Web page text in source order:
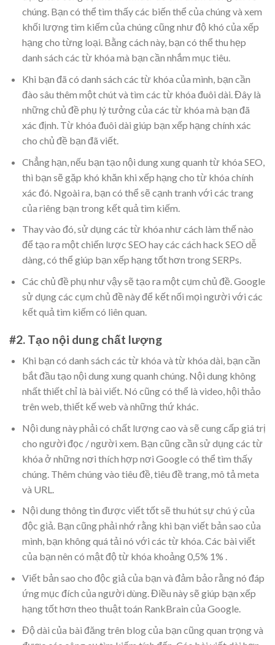
chúng. Bạn có thể tìm thấy các biến thể của chúng và xem
khối lượng tìm kiếm của chúng cũng như độ khó của xếp
hạng cho từng loại. Bằng cách này, bạn có thể thu hẹp
danh sách các từ khóa mà bạn cần nhắm mục tiêu.
Khi bạn đã có danh sách các từ khóa của mình, bạn cần
đào sâu thêm một chút và tìm các từ khóa đuôi dài. Đây là
những chủ đề phụ lý tưởng của các từ khóa mà bạn đã
xác định. Từ khóa đuôi dài giúp bạn xếp hạng chính xác
cho chủ đề bạn đã viết.
Chẳng hạn, nếu bạn tạo nội dung xung quanh từ khóa SEO,
thì bạn sẽ gặp khó khăn khi xếp hạng cho từ khóa chính
xác đó. Ngoài ra, bạn có thể sẽ cạnh tranh với các trang
của riêng bạn trong kết quả tìm kiếm.
Thay vào đó, sử dụng các từ khóa như cách làm thế nào
để tạo ra một chiến lược SEO hay các cách hack SEO dễ
dàng, có thể giúp bạn xếp hạng tốt hơn trong SERPs.
Các chủ đề phụ như vậy sẽ tạo ra một cụm chủ đề. Google
sử dụng các cụm chủ đề này để kết nối mọi người với các
kết quả tìm kiếm có liên quan.
#2. Tạo nội dung chất lượng
Khi bạn có danh sách các từ khóa và từ khóa dài, bạn cần
bắt đầu tạo nội dung xung quanh chúng. Nội dung không
nhất thiết chỉ là bài viết. Nó cũng có thể là video, hội thảo
trên web, thiết kế web và những thứ khác.
Nội dung này phải có chất lượng cao và sẽ cung cấp giá trị
cho người đọc / người xem. Bạn cũng cần sử dụng các từ
khóa ở những nơi thích hợp nơi Google có thể tìm thấy
chúng. Thêm chúng vào tiêu đề, tiêu đề trang, mô tả meta
và URL.
Nội dung thông tin được viết tốt sẽ thu hút sự chú ý của
độc giả. Bạn cũng phải nhớ rằng khi bạn viết bản sao của
mình, bạn không quá tải nó với các từ khóa. Các bài viết
của bạn nên có mật độ từ khóa khoảng 0,5% 1% .
Viết bản sao cho độc giả của bạn và đảm bảo rằng nó đáp
ứng mục đích của người dùng. Điều này sẽ giúp bạn xếp
hạng tốt hơn theo thuật toán RankBrain của Google.
Độ dài của bài đăng trên blog của bạn cũng quan trọng và